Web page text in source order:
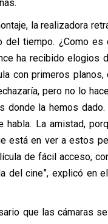
la realizadora
tiempo. ¿Como
ha recibido elogios
con primeros
pero no lo
donde la hemos
La amistad,
está en ver a estos
de fácil acceso,
del cine”, explicó en
que las cámaras